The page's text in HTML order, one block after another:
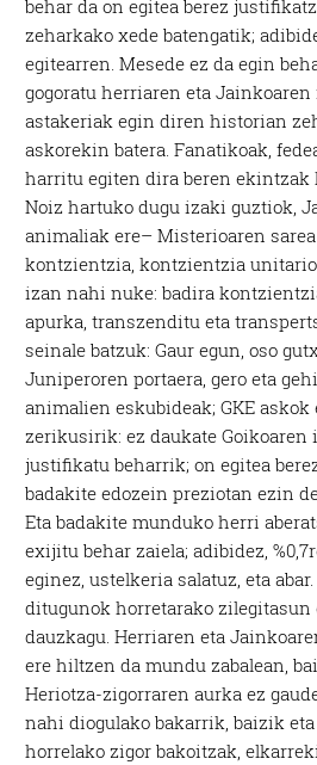
behar da on egitea berez
zeharkako xede batengatik;
egitearren. Mesede ez da egin
gogoratu herriaren eta
astakeriak egin diren historian
askorekin batera. Fanatikoak,
harritu egiten dira beren
Noiz hartuko dugu izaki guztiok,
animaliak ere– Misterioaren
kontzientzia, kontzientzia
izan nahi nuke: badira
apurka, transzenditu eta
seinale batzuk: Gaur egun, oso
Juniperoren portaera, gero eta
animalien eskubideak; GKE
zerikusirik: ez daukate Goikoaren
justifikatu beharrik; on egitea
badakite edozein preziotan ezin
Eta badakite munduko herri
exijitu behar zaiela; adibidez,
eginez, ustelkeria salatuz, eta
ditugunok horretarako zilegitasun
dauzkagu. Herriaren eta
ere hiltzen da mundu zabalean,
Heriotza-zigorraren aurka ez
nahi diogulako bakarrik, baizik
horrelako zigor bakoitzak,